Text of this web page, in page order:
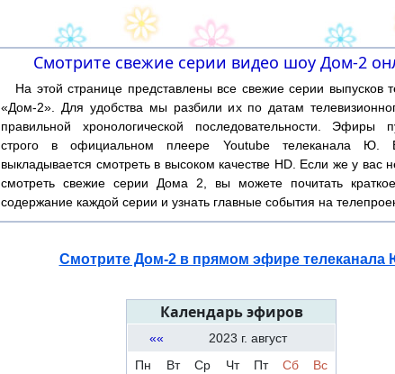
Смотрите свежие серии видео шоу Дом-2
На этой странице представлены все свежие серии выпусков
«Дом-2». Для удобства мы разбили их по датам
правильной хронологической последовательности. Эфиры
строго в официальном плеере Youtube телеканала Ю.
выкладывается смотреть в высоком качестве HD. Если же у вас
смотреть свежие серии Дома 2, вы можете почитать краткое
содержание каждой серии и узнать главные события на
Смотрите Дом-2 в прямом эфире телеканала
Календарь эфиров
««
2023 г. август
Пн
Вт Ср Чт Пт Сб
Вс